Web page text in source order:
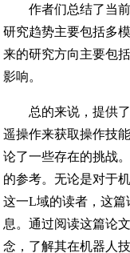
作者们总结了当
研究趋势主要包括多
来的研究方向主要包
影响。
总的来说，提供
遥操作来获取操作技
论了一些存在的挑战
的参考。无论是对于
这一L域的读者，这
息。通过阅读这篇论
念，了解其在机器人